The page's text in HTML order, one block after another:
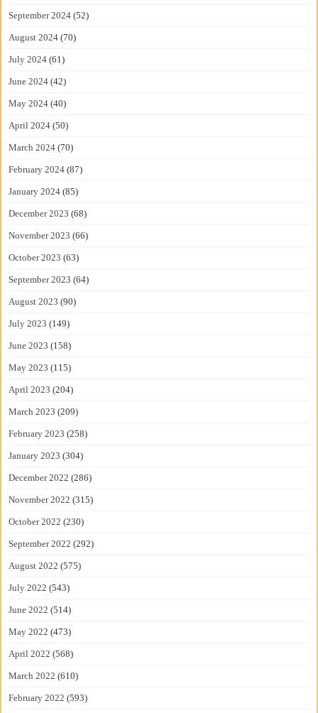
September 2024 (52)
August 2024 (70)
July 2024 (61)
June 2024 (42)
May 2024 (40)
April 2024 (50)
March 2024 (70)
February 2024 (87)
January 2024 (85)
December 2023 (68)
November 2023 (66)
October 2023 (63)
September 2023 (64)
August 2023 (90)
July 2023 (149)
June 2023 (158)
May 2023 (115)
April 2023 (204)
March 2023 (209)
February 2023 (258)
January 2023 (304)
December 2022 (286)
November 2022 (315)
October 2022 (230)
September 2022 (292)
August 2022 (575)
July 2022 (543)
June 2022 (514)
May 2022 (473)
April 2022 (568)
March 2022 (610)
February 2022 (593)